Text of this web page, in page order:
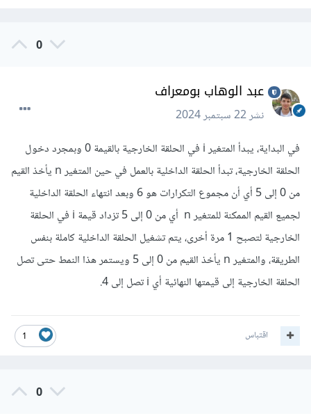
0
عبد الوهاب بومعراف
نشر22 سبتمبر 2024
في البداية، يبدأ المتغير i في الحلقة الخارجية بالقيمة 0 وبمجرد دخول
الحلقة الخارجية، تبدأ الحلقة الداخلية بالعمل في حين المتغير n يأخذ القيم
من 0 إلى 5 أي أن مجموع التكرارات هو 6 وبعد انتهاء الحلقة الداخلية
لجميع القيم الممكنة للمتغير n أي من 0 إلى 5 تزداد قيمة i في الحلقة
الخارجية لتصبح 1 مرة أخرى، يتم تشغيل الحلقة الداخلية كاملة بنفس
الطريقة، والمتغير n يأخذ القيم من 0 إلى 5 ويستمر هذا النمط حتى تصل
الحلقة الخارجية إلى قيمتها النهائية أي i تصل إلى 4.
1 اقتباس
0